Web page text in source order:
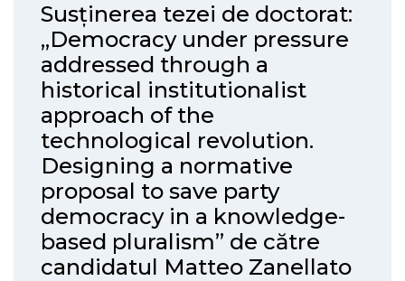
Susținerea tezei de doctorat:
„Democracy under pressure
addressed through a
historical institutionalist
approach of the
technological revolution.
Designing a normative
proposal to save party
democracy in a knowledge-
based pluralism” de către
candidatul Matteo Zanellato